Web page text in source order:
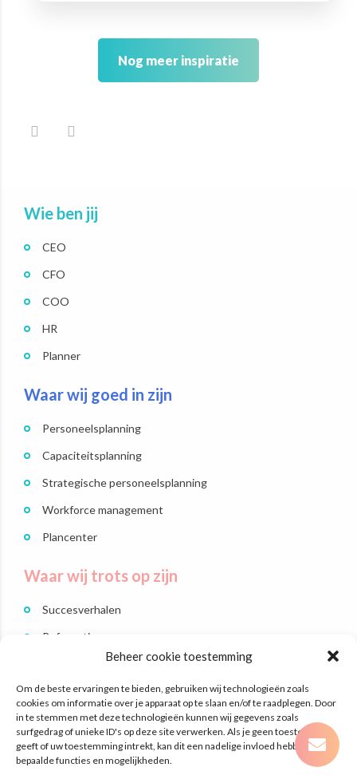
Beheer cookie toestemming
Om de beste ervaringen te bieden, gebruiken wij technologieën zoals
cookies om informatie over je apparaat op te slaan en/of te raadplegen. Door
in te stemmen met deze technologieën kunnen wij gegevens zoals
surfgedrag of unieke ID's op deze site verwerken. Als je geen toestemming
geeft of uw toestemming intrekt, kan dit een nadelige invloed hebben op
bepaalde functies en mogelijkheden.
Nog meer inspiratie
Wie ben jij
CEO
CFO
COO
HR
Planner
Waar wij goed in zijn
Personeelsplanning
Capaciteitsplanning
Strategische personeelsplanning
Workforce management
Plancenter
Waar wij trots op zijn
Succesverhalen
Referenties
Dit zijn wij
Contact
Laan Nieuwer-Amstel 3